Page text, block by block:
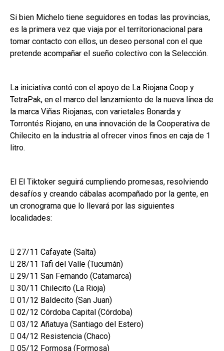
Si bien Michelo tiene seguidores en todas las provincias,
es la primera vez que viaja por el territorionacional para
tomar contacto con ellos, un deseo personal con el que
pretende acompañar el sueño colectivo con la Selección.
La iniciativa contó con el apoyo de La Riojana Coop y
TetraPak, en el marco del lanzamiento de la nueva línea de
la marca Viñas Riojanas, con varietales Bonarda y
Torrontés Riojano, en una innovación de la Cooperativa de
Chilecito en la industria al ofrecer vinos finos en caja de 1
litro.
El El Tiktoker seguirá cumpliendo promesas, resolviendo
desafíos y creando cábalas acompañado por la gente, en
un cronograma que lo llevará por las siguientes
localidades:
 27/11 Cafayate (Salta)
 28/11 Tafi del Valle (Tucumán)
 29/11 San Fernando (Catamarca)
 30/11 Chilecito (La Rioja)
 01/12 Baldecito (San Juan)
 02/12 Córdoba Capital (Córdoba)
 03/12 Añatuya (Santiago del Estero)
 04/12 Resistencia (Chaco)
 05/12 Formosa (Formosa)